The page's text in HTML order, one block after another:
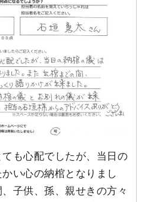
も心配でしたが、当日の
い心の納棺となりまし
子供、孫、親せきの方々